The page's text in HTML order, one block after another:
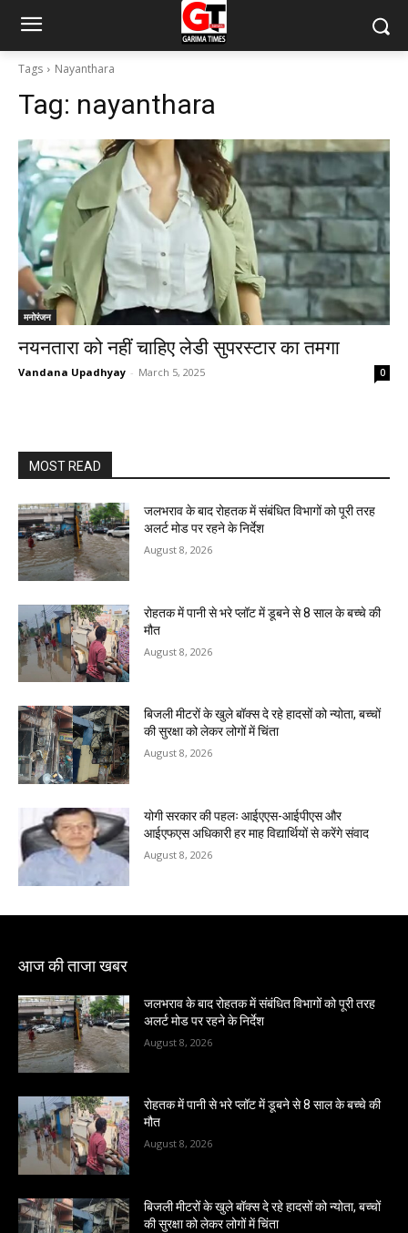
Tags Nayanthara
Tag: nayanthara
मनोरंजन
नयनतारा को नहीं चाहिए लेडी सुपरस्टार का तमगा
Vandana Upadhyay - March 5, 2025 0
MOST READ
जलभराव के बाद रोहतक में संबंधित विभागों को पूरी तरह
अलर्ट मोड पर रहने के निर्देश
August 8, 2026
रोहतक में पानी से भरे प्लॉट में डूबने से 8 साल के बच्चे की
मौत
August 8, 2026
बिजली मीटरों के खुले बॉक्स दे रहे हादसों को न्योता, बच्चों
की सुरक्षा को लेकर लोगों में चिंता
August 8, 2026
योगी सरकार की पहलः आईएएस-आईपीएस और
आईएफएस अधिकारी हर माह विद्यार्थियों से करेंगे संवाद
August 8, 2026
आज की ताजा खबर
जलभराव के बाद रोहतक में संबंधित विभागों को पूरी तरह
अलर्ट मोड पर रहने के निर्देश
August 8, 2026
रोहतक में पानी से भरे प्लॉट में डूबने से 8 साल के बच्चे की
मौत
August 8, 2026
बिजली मीटरों के खुले बॉक्स दे रहे हादसों को न्योता, बच्चों
की सुरक्षा को लेकर लोगों में चिंता